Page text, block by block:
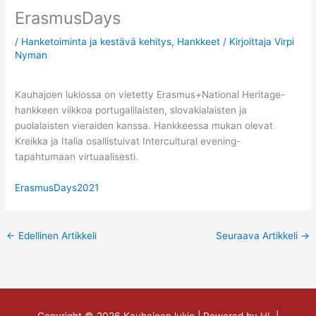
ErasmusDays
/ Hanketoiminta ja kestävä kehitys, Hankkeet / KirjoittajaVirpi
Nyman
Kauhajoen lukiossa on vietetty Erasmus+National Heritage-
hankkeen viikkoa portugalilaisten, slovakialaisten ja
puolalaisten vieraiden kanssa. Hankkeessa mukan olevat
Kreikka ja Italia osallistuivat Intercultural evening-
tapahtumaan virtuaalisesti.
ErasmusDays2021
← Edellinen Artikkeli Seuraava Artikkeli →